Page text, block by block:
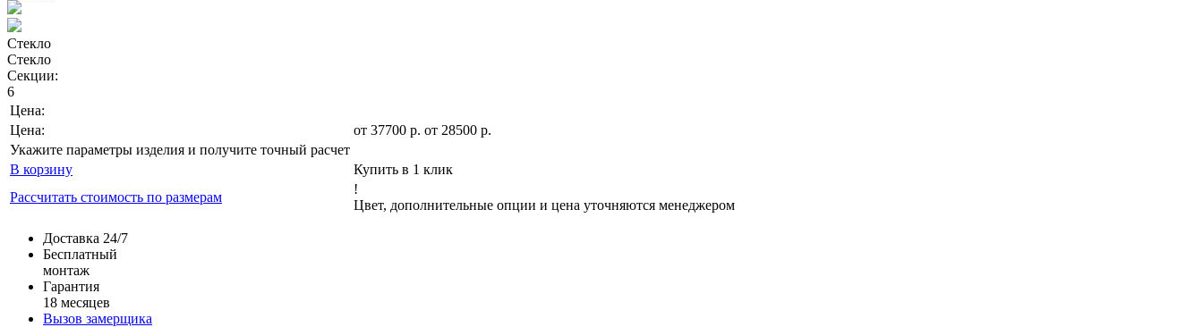
Стекло
Стекло
Секции:
6
Цена:
Цена:
от 37700 р. от 28500 р.
Укажите параметры изделия и получите точный расчет
В корзину
Купить в 1 клик
Рассчитать стоимость по размерам
!
Цвет, дополнительные опции и цена уточняются менеджером
Доставка 24/7
Бесплатный
монтаж
Гарантия
18 месяцев
Вызов замерщика